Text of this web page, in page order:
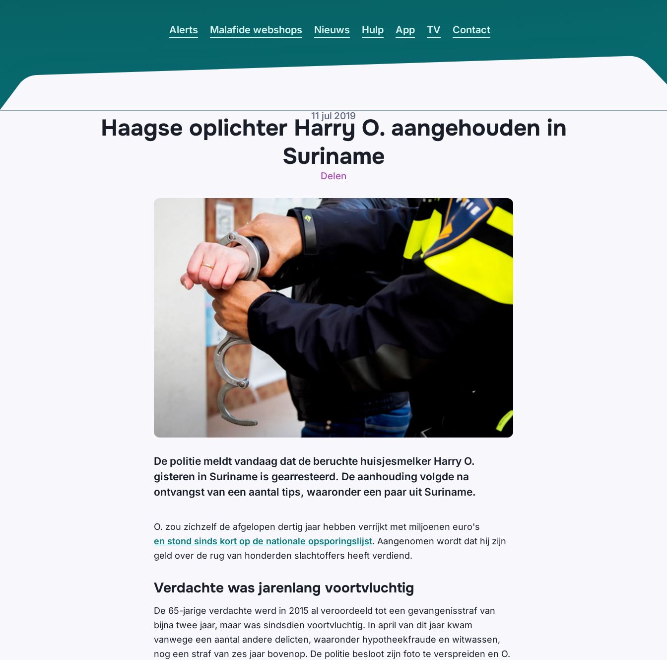
Alerts Malafide webshops Nieuws Hulp App TV Contact
11 jul 2019
Haagse oplichter Harry O. aangehouden in
Suriname
Delen
De politie meldt vandaag dat de beruchte huisjesmelker Harry O.
gisteren in Suriname is gearresteerd. De aanhouding volgde na
ontvangst van een aantal tips, waaronder een paar uit Suriname.
O. zou zichzelf de afgelopen dertig jaar hebben verrijkt met miljoenen euro's
en stond sinds kort op de nationale opsporingslijst. Aangenomen wordt dat hij zijn
geld over de rug van honderden slachtoffers heeft verdiend.
Verdachte was jarenlang voortvluchtig
De 65-jarige verdachte werd in 2015 al veroordeeld tot een gevangenisstraf van
bijna twee jaar, maar was sindsdien voortvluchtig. In april van dit jaar kwam
vanwege een aantal andere delicten, waaronder hypotheekfraude en witwassen,
nog een straf van zes jaar bovenop. De politie besloot zijn foto te verspreiden en O.